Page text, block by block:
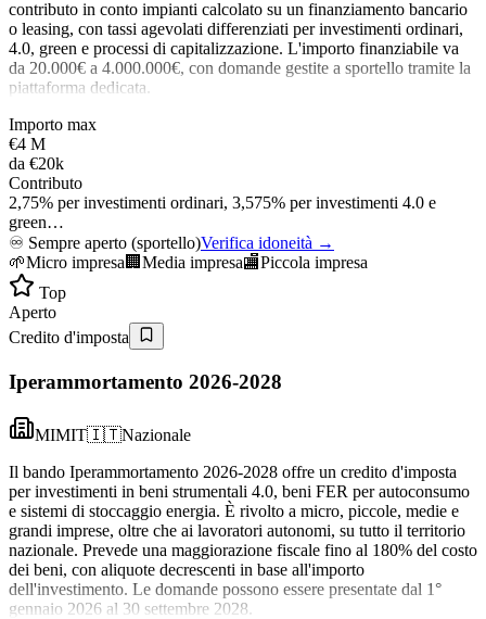
contributo in conto impianti calcolato su un finanziamento bancario
o leasing, con tassi agevolati differenziati per investimenti ordinari,
4.0, green e processi di capitalizzazione. L'importo finanziabile va
da 20.000€ a 4.000.000€, con domande gestite a sportello tramite la
piattaforma dedicata.
Importo max
€4 M
da €20k
Contributo
2,75% per investimenti ordinari, 3,575% per investimenti 4.0 e
green…
♾️ Sempre aperto (sportello)Verifica idoneità →
🌱Micro impresa 🏢 Media impresa🏬Piccola impresa
Top
Aperto
Credito d'imposta
Iperammortamento 2026-2028
MIMIT🇮🇹Nazionale
Il bando Iperammortamento 2026-2028 offre un credito d'imposta
per investimenti in beni strumentali 4.0, beni FER per autoconsumo
e sistemi di stoccaggio energia. È rivolto a micro, piccole, medie e
grandi imprese, oltre che ai lavoratori autonomi, su tutto il territorio
nazionale. Prevede una maggiorazione fiscale fino al 180% del costo
dei beni, con aliquote decrescenti in base all'importo
dell'investimento. Le domande possono essere presentate dal 1°
gennaio 2026 al 30 settembre 2028.